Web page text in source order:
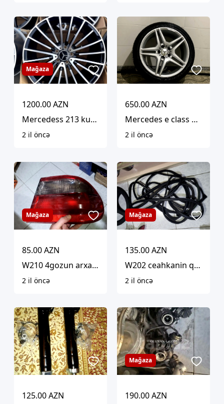
Mağaza
1200.00 AZN
Mercedess 213 kuza. 19 Razmer
2 il öncə
650.00 AZN
Mercedes e class 2004 18 lik orginal amg disk
2 il öncə
Mağaza
85.00 AZN
W210 4gozun arxa stopu
2 il öncə
Mağaza
135.00 AZN
W202 ceahkanin qapi reIzinleri
2 il öncə
125.00 AZN
Mağaza
190.00 AZN